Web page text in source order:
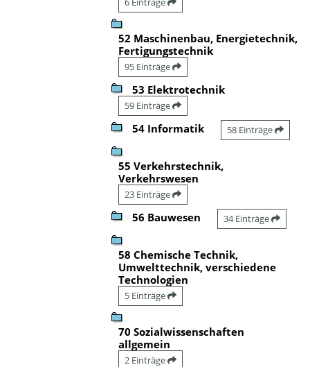
52 Maschinenbau, Energietechnik,
Fertigungstechnik
95 Einträge
53 Elektrotechnik
59 Einträge
54 Informatik 58 Einträge
55 Verkehrstechnik,
Verkehrswesen
23 Einträge
56 Bauwesen 34 Einträge
58 Chemische Technik,
Umwelttechnik, verschiedene
Technologien
5 Einträge
70 Sozialwissenschaften
allgemein
2 Einträge